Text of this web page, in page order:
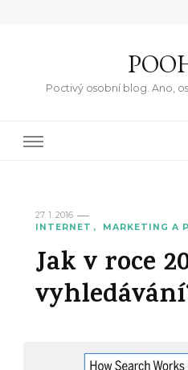
Poctivý osobní blog. Ano,
27. 1. 2016
INTERNET
MARKETING A
Jak v roce